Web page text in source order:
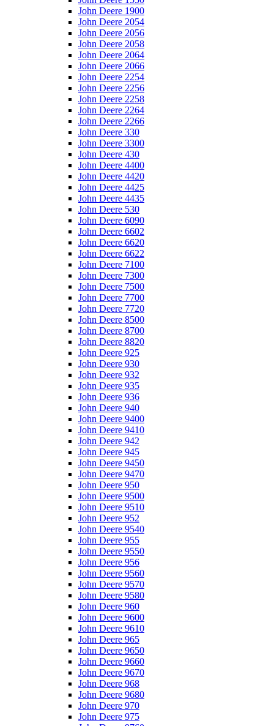
John Deere 1900
John Deere 2054
John Deere 2056
John Deere 2058
John Deere 2064
John Deere 2066
John Deere 2254
John Deere 2256
John Deere 2258
John Deere 2264
John Deere 2266
John Deere 330
John Deere 3300
John Deere 430
John Deere 4400
John Deere 4420
John Deere 4425
John Deere 4435
John Deere 530
John Deere 6090
John Deere 6602
John Deere 6620
John Deere 6622
John Deere 7100
John Deere 7300
John Deere 7500
John Deere 7700
John Deere 7720
John Deere 8500
John Deere 8700
John Deere 8820
John Deere 925
John Deere 930
John Deere 932
John Deere 935
John Deere 936
John Deere 940
John Deere 9400
John Deere 9410
John Deere 942
John Deere 945
John Deere 9450
John Deere 9470
John Deere 950
John Deere 9500
John Deere 9510
John Deere 952
John Deere 9540
John Deere 955
John Deere 9550
John Deere 956
John Deere 9560
John Deere 9570
John Deere 9580
John Deere 960
John Deere 9600
John Deere 9610
John Deere 965
John Deere 9650
John Deere 9660
John Deere 9670
John Deere 968
John Deere 9680
John Deere 970
John Deere 975